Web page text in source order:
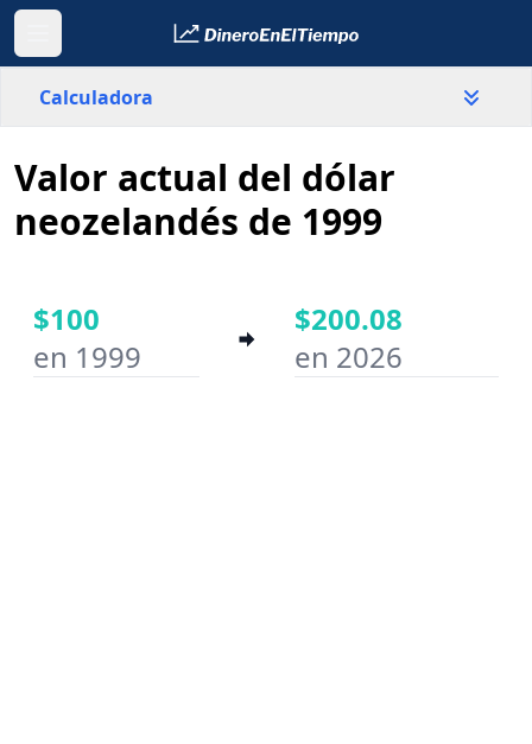
Calculadora
Nueva Zelanda
País
Año inicial
Valor actual del dólar
neozelandés de 1999
$100
en 1999
$200.08
en 2026